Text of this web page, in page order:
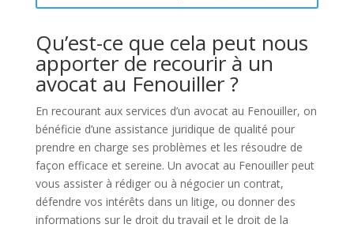
Qu’est-ce que cela peut nous
apporter de recourir à un
avocat au Fenouiller ?
En recourant aux services d’un avocat au Fenouiller, on
bénéficie d’une assistance juridique de qualité pour
prendre en charge ses problèmes et les résoudre de
façon efficace et sereine. Un avocat au Fenouiller peut
vous assister à rédiger ou à négocier un contrat,
défendre vos intérêts dans un litige, ou donner des
informations sur le droit du travail et le droit de la